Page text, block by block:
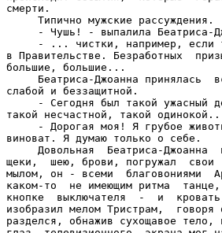
смерти.
     Типично мужские рассуждения.
- Чушь! - выпалила Беатриса-
- ... чистки, например, если
в Правительстве. Безработных
большие, большие...
Беатриса-Джоанна принялась
слабой и беззащитной.
- Сегодня был такой ужасный
такой несчастной, такой
- Дорогая моя! Я грубое
виноват. Я думаю только о себе.
Довольная  Беатриса-Джоанна
щеки,  шею, брови, погружал  свои
мылом, он - всеми  благовониями
каком-то  не имеющим ритма
кнопке  выключателя  -  и
изобразил мелом Тристрам,
разделся, обнажив сухощавое